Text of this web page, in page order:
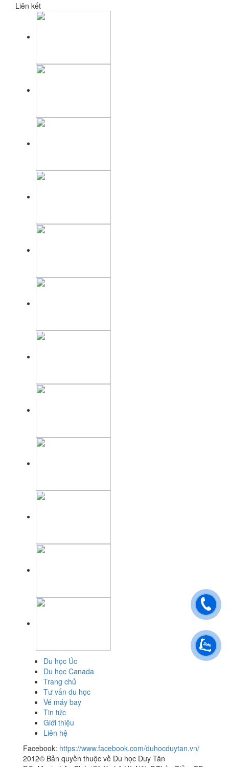
Liên kết
Du học Úc
Du học Canada
Trang chủ
Tư vấn du học
Vé máy bay
Tin tức
Giới thiệu
Liên hệ
Facebook: https://www.facebook.com/duhocduytan.vn/
2012© Bản quyền thuộc về Du học Duy Tân